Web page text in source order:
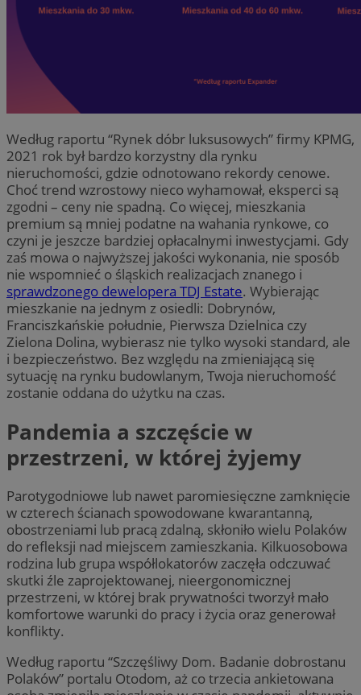
Według raportu “Rynek dóbr luksusowych” firmy KPMG,
2021 rok był bardzo korzystny dla rynku
nieruchomości, gdzie odnotowano rekordy cenowe.
Choć trend wzrostowy nieco wyhamował, eksperci są
zgodni – ceny nie spadną. Co więcej, mieszkania
premium są mniej podatne na wahania rynkowe, co
czyni je jeszcze bardziej opłacalnymi inwestycjami. Gdy
zaś mowa o najwyższej jakości wykonania, nie sposób
nie wspomnieć o śląskich realizacjach znanego i
sprawdzonego dewelopera TDJ Estate. Wybierając
mieszkanie na jednym z osiedli: Dobrynów,
Franciszkańskie południe, Pierwsza Dzielnica czy
Zielona Dolina, wybierasz nie tylko wysoki standard, ale
i bezpieczeństwo. Bez względu na zmieniającą się
sytuację na rynku budowlanym, Twoja nieruchomość
zostanie oddana do użytku na czas.
Pandemia a szczęście w
przestrzeni, w której żyjemy
Parotygodniowe lub nawet paromiesięczne zamknięcie
w czterech ścianach spowodowane kwarantanną,
obostrzeniami lub pracą zdalną, skłoniło wielu Polaków
do refleksji nad miejscem zamieszkania. Kilkuosobowa
rodzina lub grupa współlokatorów zaczęła odczuwać
skutki źle zaprojektowanej, nieergonomicznej
przestrzeni, w której brak prywatności tworzył mało
komfortowe warunki do pracy i życia oraz generował
konflikty.
Według raportu “Szczęśliwy Dom. Badanie dobrostanu
Polaków” portalu Otodom, aż co trzecia ankietowana